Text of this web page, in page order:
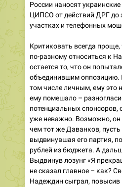
России наносят
ЦИПСО от действий ДРГ до
участках и телефонных
Критиковать всегда
по-разному относиться к
остается то, что он
объединившим оппозицию.
том числе личным, ему это
ему помешало –
потенциальных спонсоров,
уже неважно. Возможно,
чем тот же Даванков,
выдвинувшая его партия,
рублей из бюджета. А
Выдвинув лозунг «Я
не сказал главное – как?
Надеждин сыграл, повысив